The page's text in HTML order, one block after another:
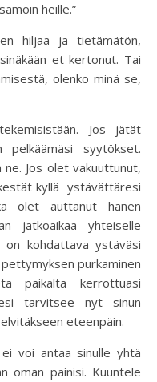
heille.”
hiljaa ja tietämätön,
et kertonut. Tai
olenko minä se,
Jos jätät
pelkäämäsi syytökset.
ne. Jos olet vakuuttunut,
kyllä ystävättäresi
olet auttanut hänen
jatkoaikaa yhteiselle
kohdattava ystäväsi
purkaminen
paikalta kerrottuasi
tarvitsee nyt sinun
eteenpäin.
voi antaa sinulle yhtä
oman painisi. Kuuntele